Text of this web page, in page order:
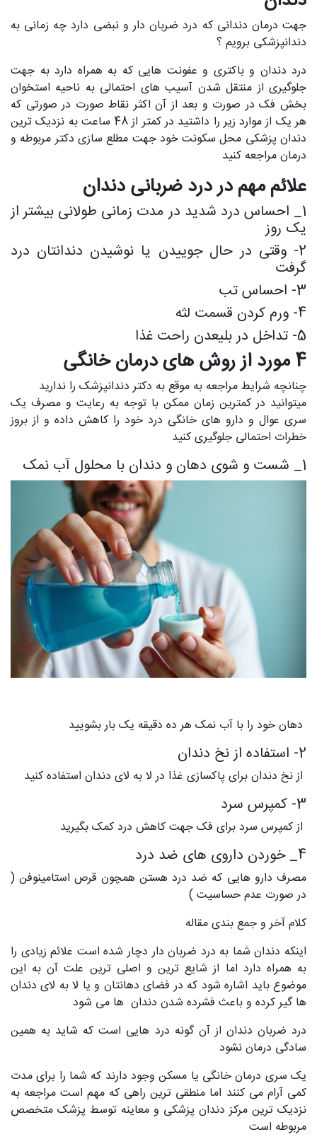
جهت درمان دندانی که درد ضربان دار و نبضی دارد چه زمانی به
دندانپزشکی برویم ؟
درد دندان و باکتری و عفونت هایی که به همراه دارد به جهت
جلوگیری از منتقل شدن آسیب های احتمالی به ناحیه استخوان
بخش فک در صورت و بعد از آن اکثر نقاط صورت در صورتی که
هر یک از موارد زیر را داشتید در کمتر از 48 ساعت به نزدیک ترین
دندان پزشکی محل سکونت خود جهت مطلع سازی دکتر مربوطه و
درمان مراجعه کنید
علائم مهم در درد ضربانی دندان
1_ احساس درد شدید در مدت زمانی طولانی بیشتر از
یک روز
2- وقتی در حال جوییدن یا نوشیدن دندانتان درد
گرفت
3- احساس تب
4- ورم کردن قسمت لثه
5- تداخل در بلیعدن راحت غذا
4 مورد از روش های درمان خانگی
چنانچه شرایط مراجعه به موقع به دکتر دندانپزشک را ندارید
میتوانید در کمترین زمان ممکن با توجه به رعایت و مصرف یک
سری عوال و دارو های خانگی درد خود را کاهش داده و از بروز
خطرات احتمالی جلوگیری کنید
1_ شست و شوی دهان و دندان با محلول آب نمک
دهان خود را با آب نمک هر ده دقیقه یک بار بشویید
2- استفاده از نخ دندان
از نخ دندان برای پاکسازی غذا در لا به لای دندان استفاده کنید
3- کمپرس سرد
از کمپرس سرد برای فک جهت کاهش درد کمک بگیرید
4_ خوردن داروی های ضد درد
مصرف دارو هایی که ضد درد هستن همچون قرص استامینوفن (
در صورت عدم حساسیت )
کلام آخر و جمع بندی مقاله
اینکه دندان شما به درد ضربان دار دچار شده است علائم زیادی را
به همراه دارد اما از شایع ترین و اصلی ترین علت آن به این
موضوع باید اشاره شود که در فضای دهانتان و یا لا به لای دندان
ها گیر کرده و باعث فشرده شدن دندان ها می شود
درد ضربان دندان از آن گونه درد هایی است که شاید به همین
سادگی درمان نشود
یک سری درمان خانگی یا مسکن وجود دارند که شما را برای مدت
کمی آرام می کنند اما منطقی ترین راهی که مهم است مراجعه به
نزدیک ترین مرکز دندان پزشکی و معاینه توسط پزشک متخصص
مربوطه است